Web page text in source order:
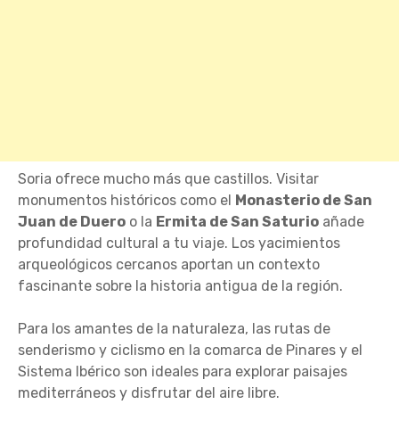
Soria ofrece mucho más que castillos. Visitar
monumentos históricos como el Monasterio de San
Juan de Duero o la Ermita de San Saturio añade
profundidad cultural a tu viaje. Los yacimientos
arqueológicos cercanos aportan un contexto
fascinante sobre la historia antigua de la región.
Para los amantes de la naturaleza, las rutas de
senderismo y ciclismo en la comarca de Pinares y el
Sistema Ibérico son ideales para explorar paisajes
mediterráneos y disfrutar del aire libre.